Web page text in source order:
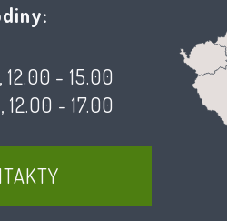
12.00 - 15.00
- 17.00